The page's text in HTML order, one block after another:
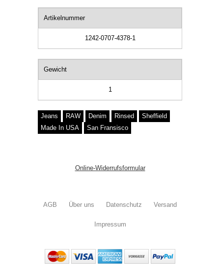
Artikelnummer
1242-0707-4378-1
Gewicht
1
Jeans RAW Denim Rinsed
Sheffield
Made In USA
San Fransisco
Online-Widerrufsformular
AGB Über uns Datenschutz Versand
Impressum